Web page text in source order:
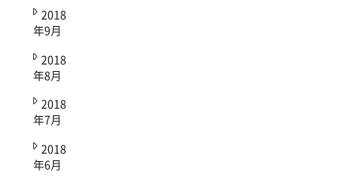
2018
年9月
2018
年8月
2018
年7月
2018
年6月